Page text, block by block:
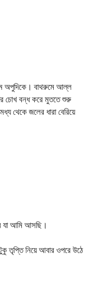
অপুদিকে। বাথরুমে আল্ল
চোখ বন্ধ করে মুততে শুরু
থেকে জলের ধারা বেরিয়ে
আমি আসছি।
তৃপ্তি নিয়ে আবার ওপরে উঠে